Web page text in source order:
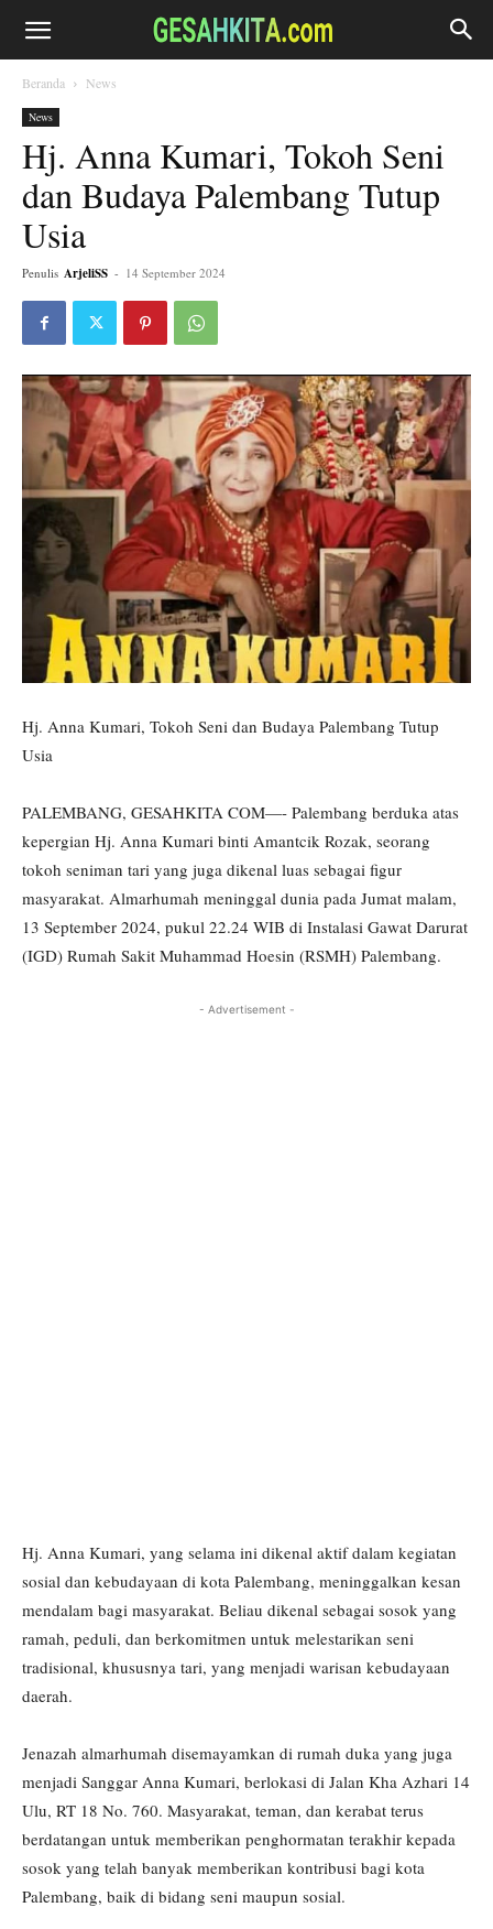
Beranda News
News
Hj. Anna Kumari, Tokoh Seni
dan Budaya Palembang Tutup
Usia
Penulis ArjeliSS - 14 September 2024
Hj. Anna Kumari, Tokoh Seni dan Budaya Palembang Tutup
Usia
PALEMBANG, GESAHKITA COM—- Palembang berduka atas
kepergian Hj. Anna Kumari binti Amantcik Rozak, seorang
tokoh seniman tari yang juga dikenal luas sebagai figur
masyarakat. Almarhumah meninggal dunia pada Jumat malam,
13 September 2024, pukul 22.24 WIB di Instalasi Gawat Darurat
(IGD) Rumah Sakit Muhammad Hoesin (RSMH) Palembang.
- Advertisement -
Hj. Anna Kumari, yang selama ini dikenal aktif dalam kegiatan
sosial dan kebudayaan di kota Palembang, meninggalkan kesan
mendalam bagi masyarakat. Beliau dikenal sebagai sosok yang
ramah, peduli, dan berkomitmen untuk melestarikan seni
tradisional, khususnya tari, yang menjadi warisan kebudayaan
daerah.
Jenazah almarhumah disemayamkan di rumah duka yang juga
menjadi Sanggar Anna Kumari, berlokasi di Jalan Kha Azhari 14
Ulu, RT 18 No. 760. Masyarakat, teman, dan kerabat terus
berdatangan untuk memberikan penghormatan terakhir kepada
sosok yang telah banyak memberikan kontribusi bagi kota
Palembang, baik di bidang seni maupun sosial.